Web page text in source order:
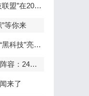
服贸会启动
等你来
”亮相服贸会
最高5.8GHz
来了